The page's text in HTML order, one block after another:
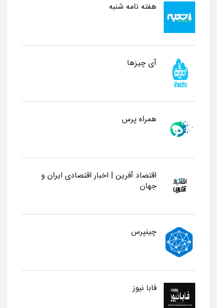
هفته نامه شنبه
آی چیزها
همراه پرس
اقتصاد آفرین | اخبار اقتصادی ایران و
جهان
چینپرس
فابا نیوز